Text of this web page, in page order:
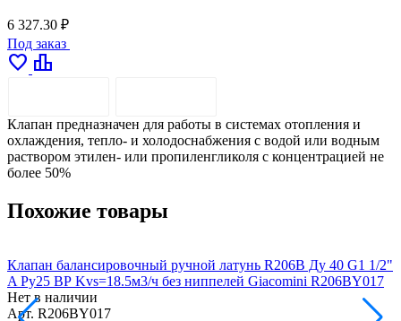
6 327.30 ₽
Под заказ
favorite leaderboard
Клапан предназначен для работы в системах отопления и
охлаждения, тепло- и холодоснабжения с водой или водным
раствором этилен- или пропиленгликоля с концентрацией не
более 50%
Похожие товары
Клапан балансировочный ручной латунь R206B Ду 40 G1 1/2"
A Ру25 ВР Kvs=18.5м3/ч без ниппелей Giacomini R206BY017
Нет в наличии
Арт. R206BY017